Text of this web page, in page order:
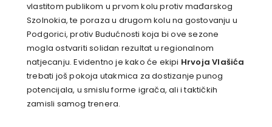
vlastitom publikom u prvom kolu protiv mađarskog
Szolnokia, te poraza u drugom kolu na gostovanju u
Podgorici, protiv Budućnosti koja bi ove sezone
mogla ostvariti solidan rezultat u regionalnom
natjecanju. Evidentno je kako će ekipi Hrvoja Vlašića
trebati još pokoja utakmica za dostizanje punog
potencijala, u smislu forme igrača, ali i taktičkih
zamisli samog trenera.